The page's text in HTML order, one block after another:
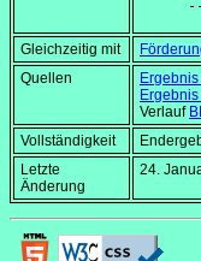
Gleichzeitig mit
Quellen
Verlauf
Vollständigkeit
Letzte
Änderung
24.